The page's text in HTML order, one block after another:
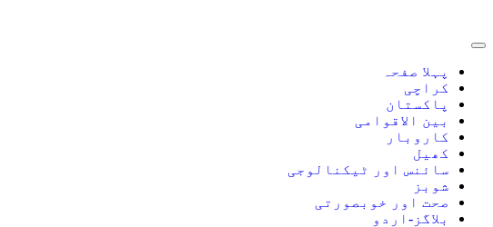
پہلا صفحہ
کراچی
پاکستان
بین الاقوامی
کاروبار
کھیل
سائنس اور ٹیکنالوجی
شوبز
صحت اور خوبصورتی
بلاگز-اردو